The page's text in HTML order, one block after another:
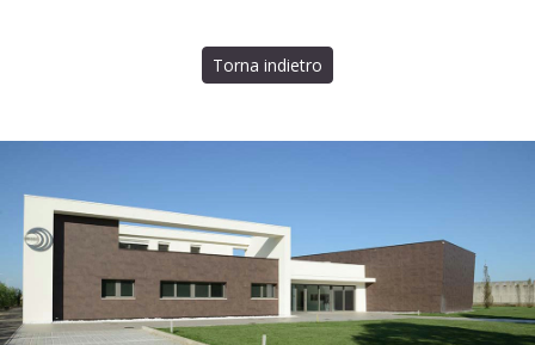
Torna indietro